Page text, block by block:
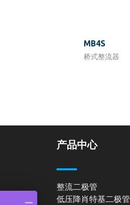
MB4S
桥式整流器
产品中心
整流二极管
低压降肖特基二极管